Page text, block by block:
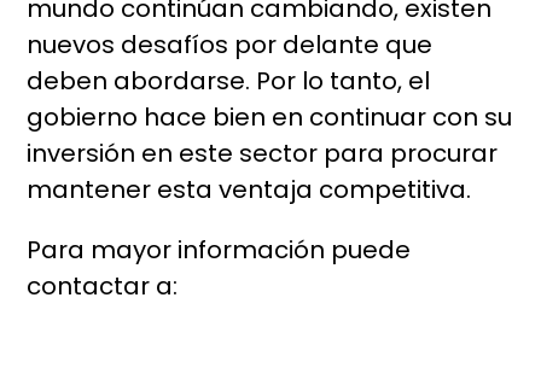
mundo continúan cambiando, existen
nuevos desafíos por delante que
deben abordarse. Por lo tanto, el
gobierno hace bien en continuar con su
inversión en este sector para procurar
mantener esta ventaja competitiva.
Para mayor información puede
contactar a: